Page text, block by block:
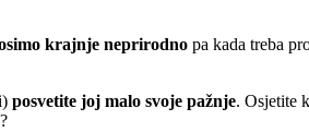
krajnje neprirodno pa kada treba
posvetite joj malo svoje pažnje. Osjetite
?